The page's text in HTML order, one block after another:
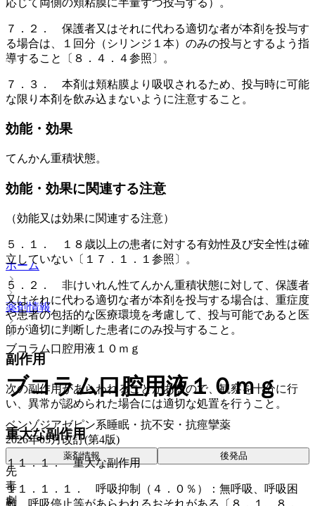
７．２． 保護者又はそれに代わる適切な者が本剤を投与す
る場合は、１回分（シリンジ１本）のみの投与とするよう指
導すること〔８．４．４参照〕。
７．３． 本剤は頬粘膜より吸収されるため、投与時に可能
な限り本剤を飲み込まないように注意すること。
効能・効果
てんかん重積状態。
効能・効果に関連する注意
（効能又は効果に関連する注意）
５．１． １８歳以上の患者に対する有効性及び安全性は確
立していない〔１７．１．１参照〕。
５．２． 非けいれん性てんかん重積状態に対して、保護者
又はそれに代わる適切な者が本剤を投与する場合は、重症度
や患者の包括的な医療環境を考慮して、投与可能であると医
師が適切に判断した患者にのみ投与すること。
副作用
次の副作用があらわれることがあるので、観察を十分に行
い、異常が認められた場合には適切な処置を行うこと。
重大な副作用
１１．１． 重大な副作用
１１．１．１． 呼吸抑制（４．０％）：無呼吸、呼吸困
ホーム
薬剤情報
ブコラム口腔用液１０ｍｇ
ブコラム口腔用液１０ｍｇ
ベンゾジアゼピン系睡眠・抗不安・抗痙攣薬
2026年05月改訂(第4版)
薬剤情報 後発品
先
毒
劇